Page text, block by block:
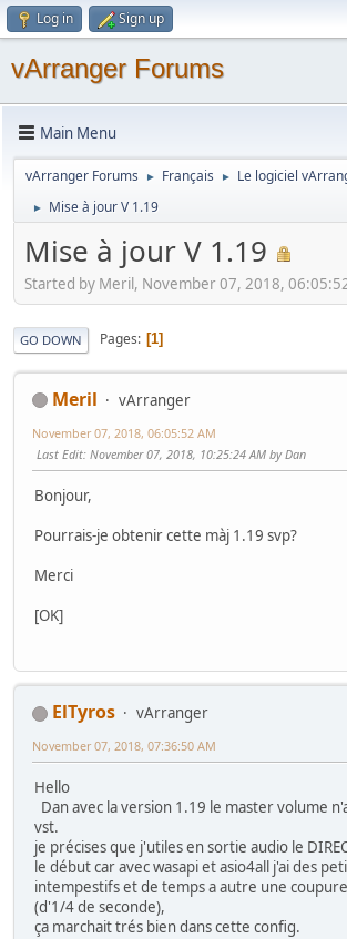
Log in Sign up
vArranger Forums
Main Menu
vArranger Forums ► Français ► Le logiciel
► Mise à jour V 1.19
Mise à jour V 1.19
Started by Meril, November 07, 2018,
GO DOWN Pages 1
Meril vArranger
November 07, 2018, 06:05:52 AM
Last Edit: November 07, 2018, 10:25:24 AM by Dan
Bonjour,
Pourrais-je obtenir cette màj 1.19 svp?
Merci
[OK]
ElTyros
vArranger
November 07, 2018, 07:36:50 AM
Hello
Dan avec la version 1.19 le master volume
vst.
je précises que j'utiles en sortie audio le
le début car avec wasapi et asio4all j'ai des
intempestifs et de temps a autre une
(d'1/4 de seconde),
ça marchait trés bien dans cette config.